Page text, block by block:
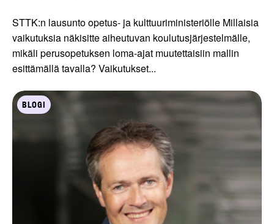
STTK:n lausunto opetus- ja kulttuuriministeriölle Millaisia
vaikutuksia näkisitte aiheutuvan koulutusjärjestelmälle,
mikäli perusopetuksen loma-ajat muutettaisiin mallin
esittämällä tavalla? Vaikutukset...
BLOGI